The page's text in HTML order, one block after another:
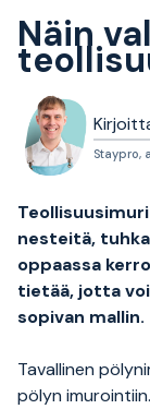
Näin
Staypro,
nesteitä,
oppaassa
tietää, jotta
sopivan mallin.
Tavallinen
pölyn